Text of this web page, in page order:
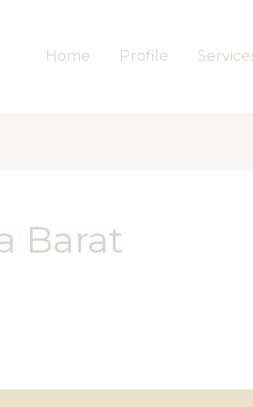
Home Profile
Barat